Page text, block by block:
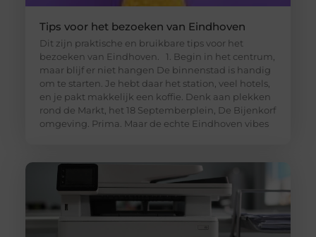
Tips voor het bezoeken van Eindhoven
Dit zijn praktische en bruikbare tips voor het
bezoeken van Eindhoven. 1. Begin in het centrum,
maar blijf er niet hangen De binnenstad is handig
om te starten. Je hebt daar het station, veel hotels,
en je pakt makkelijk een koffie. Denk aan plekken
rond de Markt, het 18 Septemberplein, De Bijenkorf
omgeving. Prima. Maar de echte Eindhoven vibes